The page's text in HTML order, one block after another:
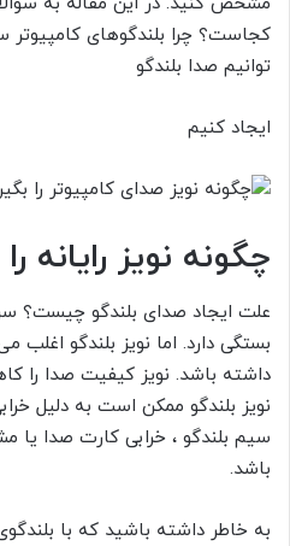
کجاست؟ چرا بلندگوهای کامپیوتر
توانیم صدا بلندگو
ایجاد کنیم
چگونه نویز
علت ایجاد صدای بلندگو چیست؟
بستگی دارد. اما نویز بلندگو اغلب
داشته باشد. نویز کیفیت صدا را
نویز بلندگو ممکن است به دلیل
سیم بلندگو ، خرابی کارت صدا یا
باشد.
به خاطر داشته باشید که با